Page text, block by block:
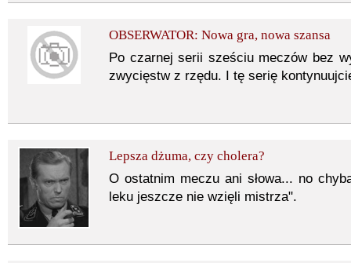
OBSERWATOR: Nowa gra, nowa szansa
Po czarnej serii sześciu meczów bez
zwycięstw z rzędu. I tę serię
Lepsza dżuma, czy cholera?
O ostatnim meczu ani słowa... no
leku jeszcze nie wzięli mistrza".